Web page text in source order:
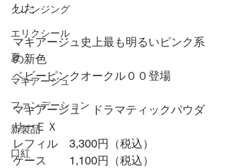
クレンジング
エリクシール
夏
マキアージュ
ファンデーション
新製品
口紅
した
マキアージュ史上最も明るいピンク系
の新色
ベビーピンクオークル００登場
マキアージュ　ドラマティックパウダ
リーＥＸ
レフィル　3,300円（税込）
ケース　　1,100円（税込）